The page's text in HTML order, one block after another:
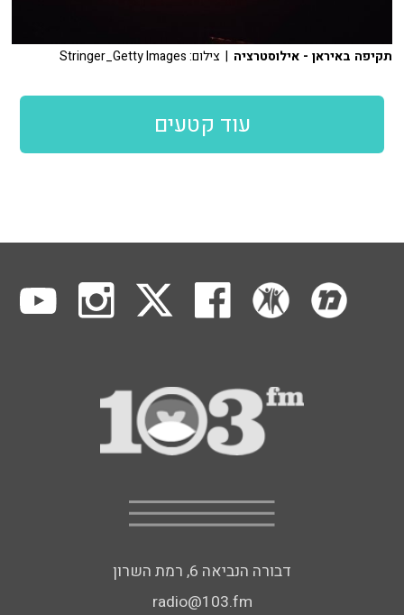
תקיפה באיראן - אילוסטרציה | צילום: Stringer_Getty Images
עוד קטעים
דבורה הנביאה 6, רמת השרון
radio@103.fm